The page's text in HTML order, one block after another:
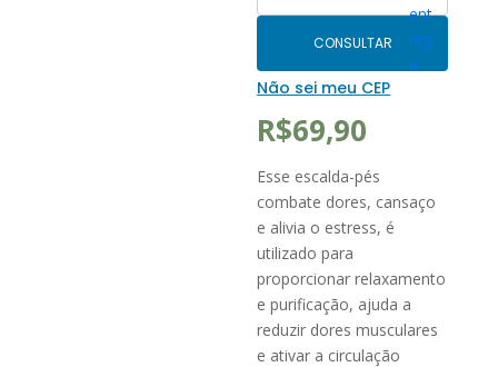
CONSULTAR
Não sei meu CEP
R$69,90
Esse escalda-pés
combate dores, cansaço
e alivia o estress, é
utilizado para
proporcionar relaxamento
e purificação, ajuda a
reduzir dores musculares
e ativar a circulação